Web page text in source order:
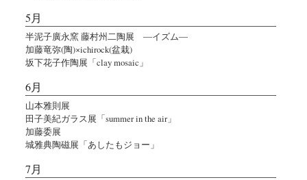
5月
半泥子廣永窯 藤村州二陶展 ―イズム―
加藤竜弥(陶)×ichirock(盆栽)
坂下花子作陶展「clay mosaic」
6月
山本雅則展
田子美紀ガラス展「summer in the air」
加藤委展
城雅典陶磁展「あしたもジョー」
7月